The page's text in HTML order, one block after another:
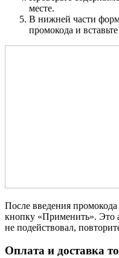
месте.
В нижней части
промокода и
После введения
кнопку «Применить». Это
не подействовал,
Оплата и доставка